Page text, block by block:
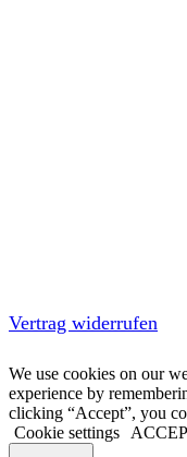
Vertrag widerrufen
We use cookies on our
experience by
clicking “Accept”, you
Cookie settings